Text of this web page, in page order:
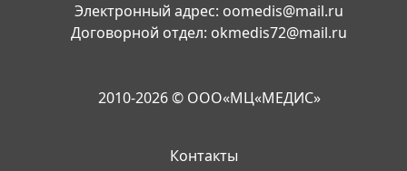
Электронный адрес: oomedis@mail.ru
Договорной отдел: okmedis72@mail.ru
2010-2026 © ООО«МЦ«МЕДИС»
Контакты